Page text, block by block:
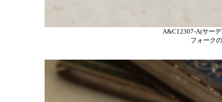
A&C12307-A(サー
フォーク